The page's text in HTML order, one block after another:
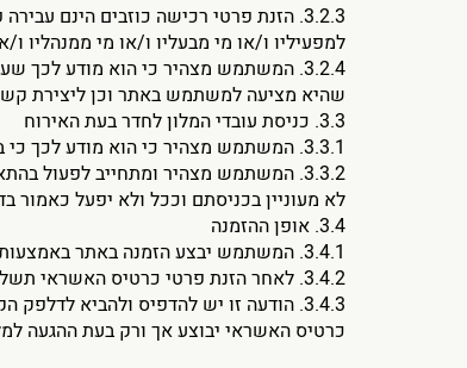
3.2.3. הזנת פרטי רכישה כוזבים הינם
למפעיליו ו/או מי מבעליו ו/או מי ממנהליו
3.2.4. המשתמש מצהיר כי הוא מודע
שהיא מציעה למשתמש באתר וכן ליצירת
3.3. כניסת עובדי המלון לחדר בעת האירוח
3.3.1. המשתמש מצהיר כי הוא מודע לכך כי במלון מנהיג כללים בנוגע לכניסת צוות ניקיון ואחזקה לחדרים בהתאם לדף המידע שיימסר לו בעת הגעתו למלון.
3.3.2. המשתמש מצהיר ומתחייב לפעול
לא מעוניין בכניסתם וככל ולא יפעל
3.4. אופן ההזמנה
3.4.1. המשתמש יבצע הזמנה באתר באמצעות כרטיס האשראי.
3.4.2. לאחר הזנת פרטי כרטיס האשראי תשלח אל כתובת הדואר האלקטרוני של המשתמש הודעה על אישור קליטת ההזמנה.
3.4.3. הודעה זו יש להדפיס ולהביא
כרטיס האשראי יבוצע אך ורק בעת ההגעה